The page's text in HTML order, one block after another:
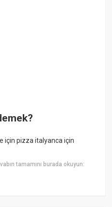
için pizza italyanca için
tamamını burada okuyun: